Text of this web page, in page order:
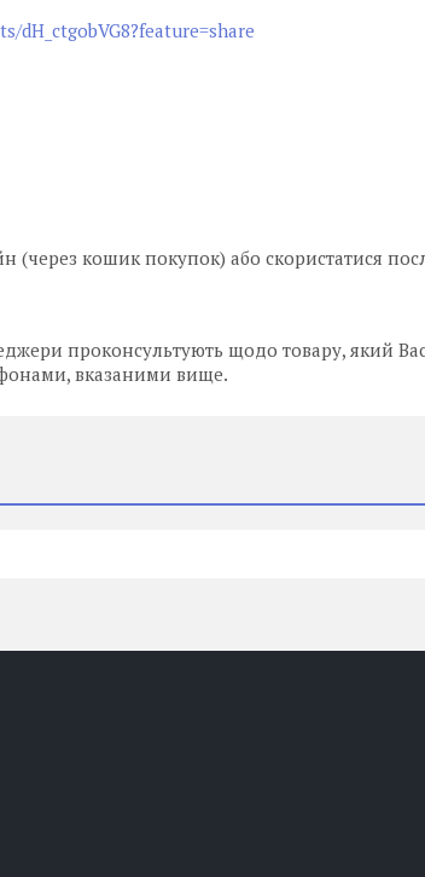
dH_ctgobVG8?feature=share
кошик покупок) або скористатися
проконсультують щодо товару, який Вас
вказаними вище.